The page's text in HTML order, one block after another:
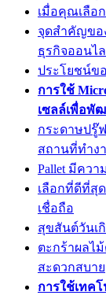
เมื่อคุณเลือ
จุดสำคัญขอ
ธุรกิจออนไ
ประโยชน์ข
การใช้
เซลล์เพื่อพั
กระดาษปรู๊
สถานที่ทำง
Pallet มีคว
เลือกที่ดีที่สุ
เชื่อถือ
สุขสันต์วันเ
ตะกร้าผลไ
สะดวกสบาย
การใช้เทค